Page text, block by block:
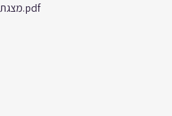
מצגת יהודים יוצאי יוון שהצילו יהודים בשואה.pdf